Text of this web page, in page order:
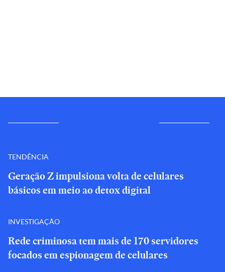
TENDÊNCIA
Geração Z impulsiona volta de celulares
básicos em meio ao detox digital
INVESTIGAÇÃO
Rede criminosa tem mais de 170 servidores
focados em espionagem de celulares